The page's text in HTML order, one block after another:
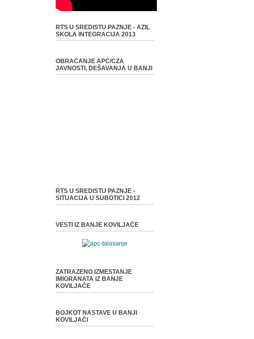
RTS U SREDISTU PAZNJE - AZIL
SKOLA INTEGRACIJA 2013
OBRAĆANJE APC/CZA
JAVNOSTI, DEŠAVANJA U BANJI
RTS U SREDISTU PAZNJE -
SITUACIJA U SUBOTICI 2012
VESTI IZ BANJE KOVILJAČE
ZATRAZENO IZMESTANJE
IMIGRANATA IZ BANJE
KOVILJAČE
BOJKOT NASTAVE U BANJI
KOVILJAČI